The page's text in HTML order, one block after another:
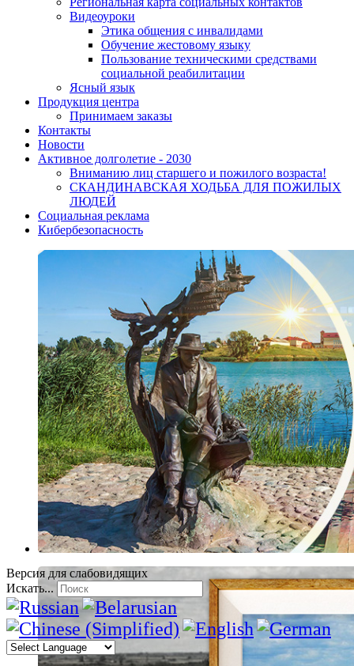
Видеоуроки
Этика общения с инвалидами
Обучение жестовому языку
Пользование техническими средствами
социальной реабилитации
Ясный язык
Продукция центра
Принимаем заказы
Контакты
Новости
Активное долголетие - 2030
Вниманию лиц старшего и пожилого возраста!
CКАНДИНАВСКАЯ ХОДЬБА ДЛЯ ПОЖИЛЫХ
ЛЮДЕЙ
Социальная реклама
Кибербезопасность
Версия для слабовидящих
Искать...